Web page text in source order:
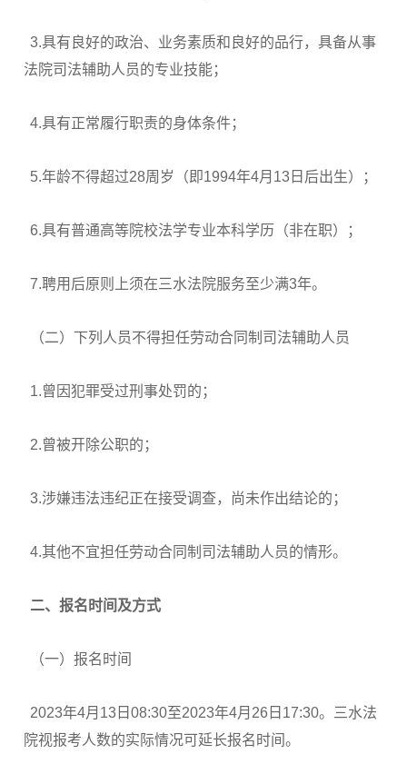
3.具有良好的政治、业务素质和良好的品行，具备从事
法院司法辅助人员的专业技能；
4.具有正常履行职责的身体条件；
5.年龄不得超过28周岁（即1994年4月13日后出生）；
6.具有普通高等院校法学专业本科学历（非在职）；
7.聘用后原则上须在三水法院服务至少满3年。
（二）下列人员不得担任劳动合同制司法辅助人员
1.曾因犯罪受过刑事处罚的；
2.曾被开除公职的；
3.涉嫌违法违纪正在接受调查，尚未作出结论的；
4.其他不宜担任劳动合同制司法辅助人员的情形。
二、报名时间及方式
（一）报名时间
2023年4月13日08:30至2023年4月26日17:30。三水法
院视报考人数的实际情况可延长报名时间。